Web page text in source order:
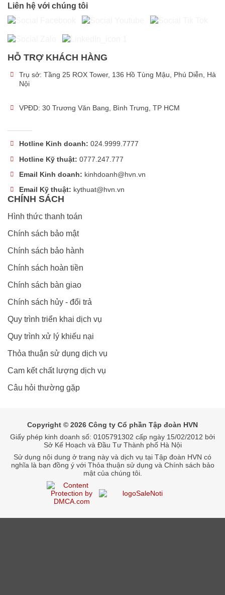
Liên hệ với chúng tôi
HỖ TRỢ KHÁCH HÀNG
Trụ sở: Tầng 25 ROX Tower, 136 Hồ Tùng Mậu, Phú Diễn, Hà
Nội
VPĐD: 30 Trương Văn Bang, Bình Trưng, TP HCM
Hotline Kinh doanh: 024.9999.7777
Hotline Kỹ thuật: 0777.247.777
Email Kinh doanh: kinhdoanh@hvn.vn
Email Kỹ thuật: kythuat@hvn.vn
CHÍNH SÁCH
Hình thức thanh toán
Chính sách bảo mật
Chính sách bảo hành
Chính sách hoàn tiền
Chính sách bàn giao
Chính sách hủy - đổi trả
Quy trình triển khai dịch vụ
Quy trình xử lý khiếu nại
Thỏa thuận sử dụng dịch vụ
Cam kết chất lượng dịch vụ
Câu hỏi thường gặp
Copyright © 2026 Công ty Cổ phần Tập đoàn HVN
Giấy phép kinh doanh số: 0105791302 cấp ngày 15/02/2012 bởi
Sở Kế Hoạch và Đầu Tư Thành phố Hà Nội
Sử dụng nội dung ở trang này và dịch vụ tại Tập đoàn HVN có
nghĩa là bạn đồng ý với Thỏa thuận sử dụng và Chính sách bảo
mật của chúng tôi.